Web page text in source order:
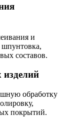
и
шпунтовка,
составов.
обработку
покрытий.